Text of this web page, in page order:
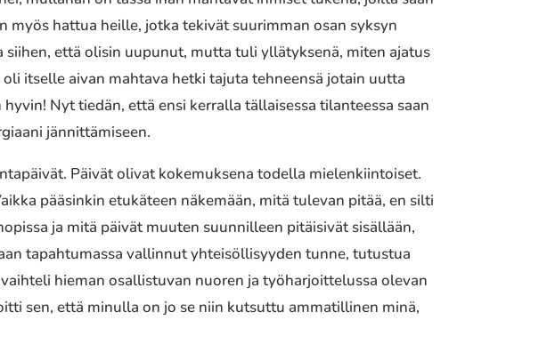
myös hattua heille, jotka tekivät suurimman osan syksyn
että olisin uupunut, mutta tuli yllätyksenä, miten ajatus
itselle aivan mahtava hetki tajuta tehneensä jotain uutta
Nyt tiedän, että ensi kerralla tällaisessa tilanteessa saan
jännittämiseen.
Päivät olivat kokemuksena todella mielenkiintoiset.
pääsinkin etukäteen näkemään, mitä tulevan pitää, en silti
ja mitä päivät muuten suunnilleen pitäisivät sisällään,
tapahtumassa vallinnut yhteisöllisyyden tunne, tutustua
hieman osallistuvan nuoren ja työharjoittelussa olevan
sen, että minulla on jo se niin kutsuttu ammatillinen minä,